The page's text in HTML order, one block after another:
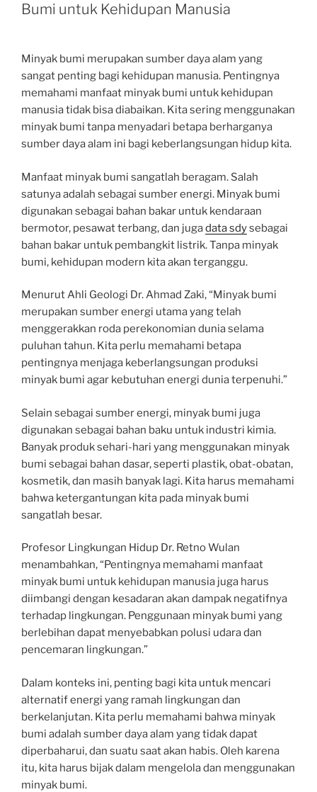
Bumi untuk Kehidupan Manusia
Minyak bumi merupakan sumber daya alam yang
sangat penting bagi kehidupan manusia. Pentingnya
memahami manfaat minyak bumi untuk kehidupan
manusia tidak bisa diabaikan. Kita sering menggunakan
minyak bumi tanpa menyadari betapa berharganya
sumber daya alam ini bagi keberlangsungan hidup kita.
Manfaat minyak bumi sangatlah beragam. Salah
satunya adalah sebagai sumber energi. Minyak bumi
digunakan sebagai bahan bakar untuk kendaraan
bermotor, pesawat terbang, dan jugadata sdysebagai
bahan bakar untuk pembangkit listrik. Tanpa minyak
bumi, kehidupan modern kita akan terganggu.
Menurut Ahli Geologi Dr. Ahmad Zaki, “Minyak bumi
merupakan sumber energi utama yang telah
menggerakkan roda perekonomian dunia selama
puluhan tahun. Kita perlu memahami betapa
pentingnya menjaga keberlangsungan produksi
minyak bumi agar kebutuhan energi dunia terpenuhi.”
Selain sebagai sumber energi, minyak bumi juga
digunakan sebagai bahan baku untuk industri kimia.
Banyak produk sehari-hari yang menggunakan minyak
bumi sebagai bahan dasar, seperti plastik, obat-obatan,
kosmetik, dan masih banyak lagi. Kita harus memahami
bahwa ketergantungan kita pada minyak bumi
sangatlah besar.
Profesor Lingkungan Hidup Dr. Retno Wulan
menambahkan, “Pentingnya memahami manfaat
minyak bumi untuk kehidupan manusia juga harus
diimbangi dengan kesadaran akan dampak negatifnya
terhadap lingkungan. Penggunaan minyak bumi yang
berlebihan dapat menyebabkan polusi udara dan
pencemaran lingkungan.”
Dalam konteks ini, penting bagi kita untuk mencari
alternatif energi yang ramah lingkungan dan
berkelanjutan. Kita perlu memahami bahwa minyak
bumi adalah sumber daya alam yang tidak dapat
diperbaharui, dan suatu saat akan habis. Oleh karena
itu, kita harus bijak dalam mengelola dan menggunakan
minyak bumi.